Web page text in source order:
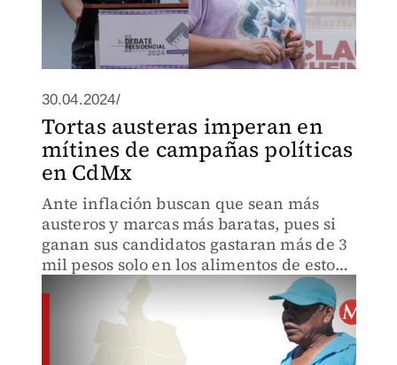
30.04.2024/
Tortas austeras imperan en
mítines de campañas políticas
en CdMx
Ante inflación buscan que sean más
austeros y marcas más baratas, pues si
ganan sus candidatos gastaran más de 3
mil pesos solo en los alimentos de estos
eventos